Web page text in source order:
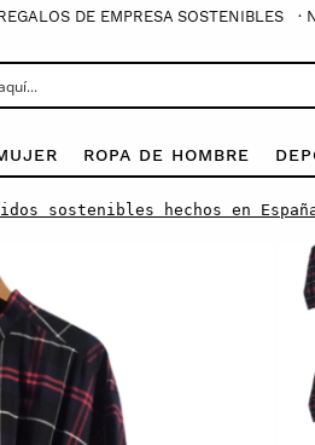
DE EMPRESA SOSTENIBLES ·
ROPA DE HOMBRE
sostenibles hechos en